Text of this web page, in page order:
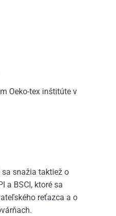
Oeko-tex inštitúte v
snažia taktiež o
a BSCI, ktoré sa
reťazca a o